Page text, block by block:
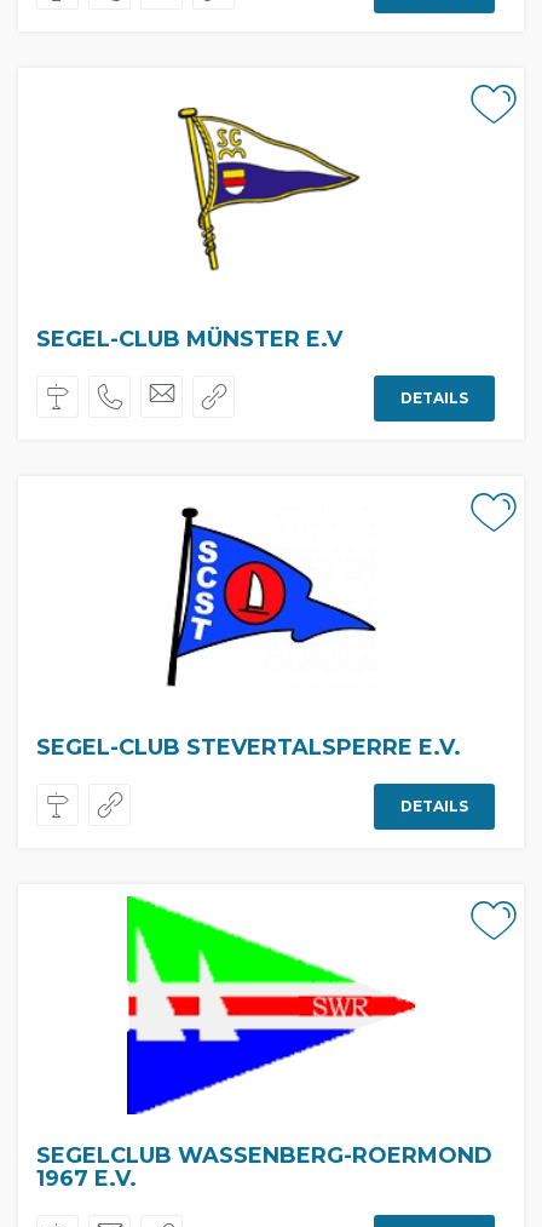
SEGEL-CLUB MÜNSTER E.V
DETAILS
SEGEL-CLUB STEVERTALSPERRE E.V.
DETAILS
SEGELCLUB WASSENBERG-ROERMOND
1967 E.V.